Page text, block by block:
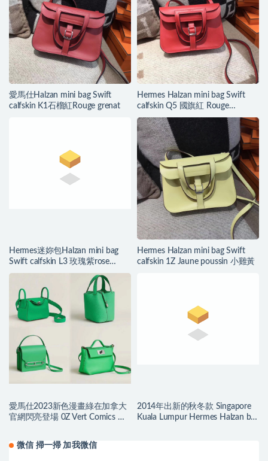
愛馬仕Halzan mini bag Swift
calfskin K1石榴紅Rouge grenat
Hermes Halzan mini bag Swift
calfskin Q5 國旗紅 Rouge
casaque
Hermes迷妳包Halzan mini bag
Swift calfskin L3 玫瑰紫rose
purple
Hermes Halzan mini bag Swift
calfskin 1Z Jaune poussin 小雞黃
愛馬仕2023新色漫畫綠在加拿大
官網閃亮登場 0Z Vert Comics 漫
2014年出新的秋冬款 Singapore
Kuala Lumpur Hermes Halzan bag
微信 掃一掃 加我微信